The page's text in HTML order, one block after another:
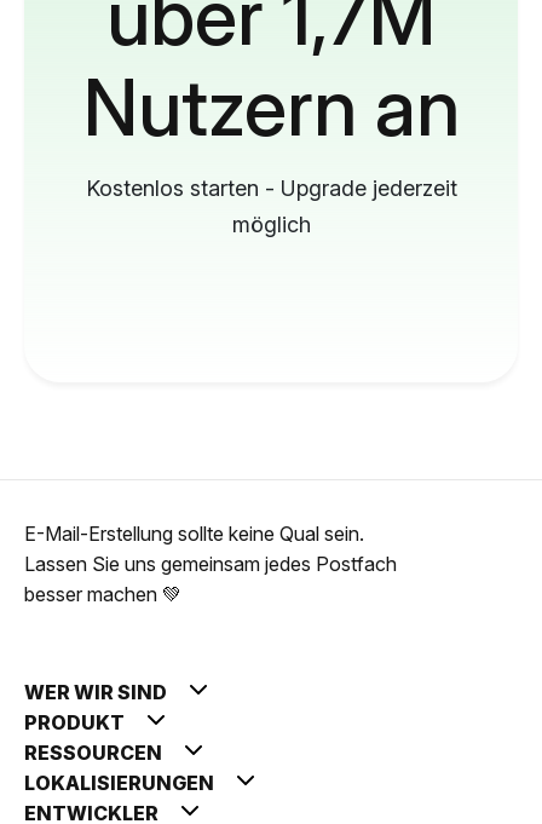
Nutzern an
Kostenlos starten - Upgrade jederzeit
möglich
E-Mail-Erstellung sollte keine Qual sein.
Lassen Sie uns gemeinsam jedes Postfach
besser machen 💚
WER WIR SIND
PRODUKT
RESSOURCEN
LOKALISIERUNGEN
ENTWICKLER